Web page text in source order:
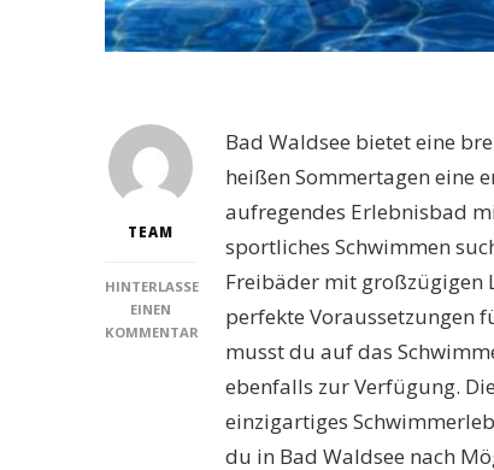
TEAM
HINTERLASSE
EINEN
KOMMENTAR
SCHWIMMBÄDER
Bad Waldsee bietet eine
heißen Sommertagen eine
aufregendes Erlebnisbad
sportliches Schwimmen
Freibäder mit großzügigen
perfekte Voraussetzungen
musst du auf das
ebenfalls zur Verfügung.
einzigartiges
du in Bad Waldsee nach